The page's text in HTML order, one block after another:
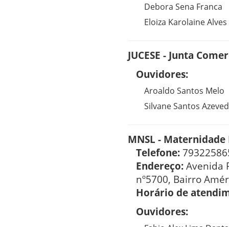
Debora Sena Franca
Eloiza Karolaine
JUCESE - Junta
Ouvidores:
Aroaldo Santos Melo
Silvane Santos
MNSL -
Telefone:
Endereço:Avenida
nº5700, Bairro
Horário de
Ouvidores: